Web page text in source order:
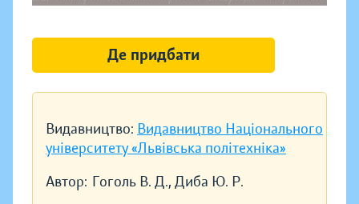
Видавництво: Видавництво Національного
університету «Львівська політехніка»
Автор: Гоголь В. Д., Диба Ю. Р.
Де придбати